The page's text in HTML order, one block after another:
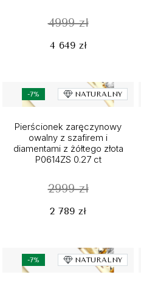
4999 zł
4 649 zł
-7% NATURALNY
Pierścionek zaręczynowy
owalny z szafirem i
diamentami z żółtego złota
P0614ZS 0.27 ct
2999 zł
2 789 zł
-7% NATURALNY